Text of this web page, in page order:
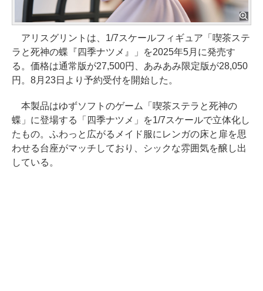
アリスグリントは、1/7スケールフィギュア「喫茶ステ
ラと死神の蝶『四季ナツメ』」を2025年5月に発売す
る。価格は通常版が27,500円、あみあみ限定版が28,050
円。8月23日より予約受付を開始した。
本製品はゆずソフトのゲーム「喫茶ステラと死神の
蝶」に登場する「四季ナツメ」を1/7スケールで立体化し
たもの。ふわっと広がるメイド服にレンガの床と扉を思
わせる台座がマッチしており、シックな雰囲気を醸し出
している。